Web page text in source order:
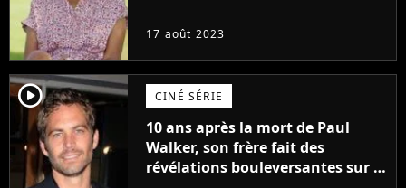
17 août 2023
player2 CINÉ SÉRIE
10 ans après la mort de Paul
Walker, son frère fait des
révélations bouleversantes sur la